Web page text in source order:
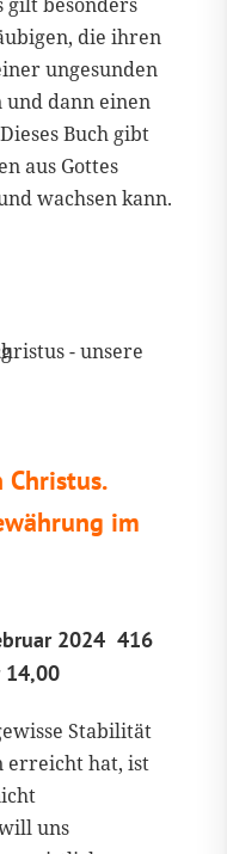
die ihren
ungesunden
und dann einen
Buch gibt
aus Gottes
wachsen kann.
Christus.
im
2024 416
Stabilität
erreicht hat, ist
uns